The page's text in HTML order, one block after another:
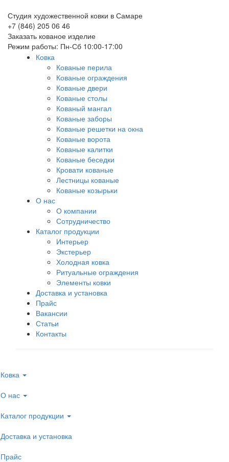
Студия художественной ковки в Самаре
+7 (846) 205 06 46
Заказать кованое изделие
Режим работы: Пн-Сб 10:00-17:00
Ковка
Кованые перила
Кованые ограждения
Кованые двери
Кованые столы
Кованый мангал
Кованые заборы
Кованые решетки на окна
Кованые ворота
Кованые калитки
Кованые беседки
Кровати кованые
Лестницы кованые
Кованые козырьки
О нас
О компании
Сотрудничество
Каталог продукции
Интерьер
Экстерьер
Холодная ковка
Ритуальные ограждения
Элементы ковки
Доставка и установка
Прайс
Вакансии
Статьи
Контакты
Ковка
О нас
Каталог продукции
Доставка и установка
Прайс